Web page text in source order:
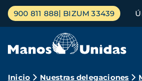
Pasar
contenido
Menú
principal
900 811 888 BIZUM 33439
Inicio Nuestras delegaciones